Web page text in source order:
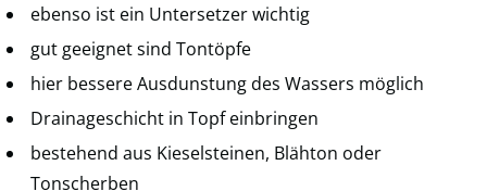
ebenso ist ein Untersetzer wichtig
gut geeignet sind Tontöpfe
hier bessere Ausdunstung des Wassers möglich
Drainageschicht in Topf einbringen
bestehend aus Kieselsteinen, Blähton oder
Tonscherben